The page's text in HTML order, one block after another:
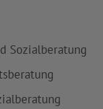
Sozialberatung